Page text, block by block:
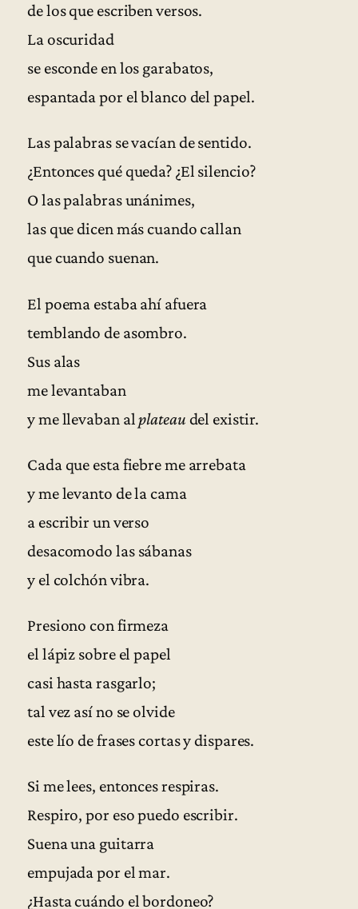
de los que escriben versos.
La oscuridad
se esconde en los garabatos,
espantada por el blanco del papel.
Las palabras se vacían de sentido.
¿Entonces qué queda? ¿El silencio?
O las palabras unánimes,
las que dicen más cuando callan
que cuando suenan.
El poema estaba ahí afuera
temblando de asombro.
Sus alas
me levantaban
y me llevaban alplateau del existir.
Cada que esta fiebre me arrebata
y me levanto de la cama
a escribir un verso
desacomodo las sábanas
y el colchón vibra.
Presiono con firmeza
el lápiz sobre el papel
casi hasta rasgarlo;
tal vez así no se olvide
este lío de frases cortas y dispares.
Si me lees, entonces respiras.
Respiro, por eso puedo escribir.
Suena una guitarra
empujada por el mar.
¿Hasta cuándo el bordoneo?